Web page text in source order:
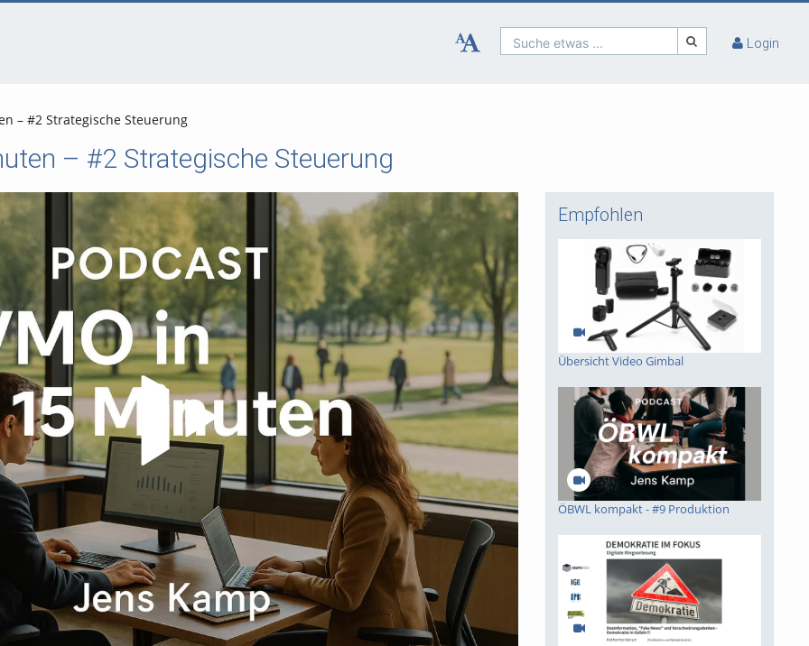
Suche etwas ... Login
– #2 Strategische Steuerung
– #2 Strategische Steuerung
Video abspielen
Empfohlen
Übersicht Video Gimbal
ÖBWL kompakt - #9 Produktion